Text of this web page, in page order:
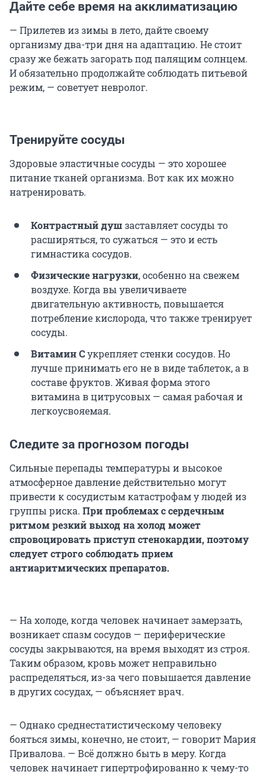
Дайте себе время на акклиматизацию
— Прилетев из зимы в лето, дайте своему
организму два-три дня на адаптацию. Не стоит
сразу же бежать загорать под палящим солнцем.
И обязательно продолжайте соблюдать питьевой
режим, — советует невролог.
Тренируйте сосуды
Здоровые эластичные сосуды — это хорошее
питание тканей организма. Вот как их можно
натренировать.
Контрастный душзаставляет сосуды то
расширяться, то сужаться — это и есть
гимнастика сосудов.
Физические нагрузки, особенно на свежем
воздухе. Когда вы увеличиваете
двигательную активность, повышается
потребление кислорода, что также тренирует
сосуды.
Витамин Сукрепляет стенки сосудов. Но
лучше принимать его не в виде таблеток, а в
составе фруктов. Живая форма этого
витамина в цитрусовых — самая рабочая и
легкоусвояемая.
Следите за прогнозом погоды
Сильные перепады температуры и высокое
атмосферное давление действительно могут
привести к сосудистым катастрофам у людей из
группы риска. При проблемах с сердечным
ритмом резкий выход на холод может
спровоцировать приступ стенокардии, поэтому
следует строго соблюдать прием
антиаритмических препаратов.
— На холоде, когда человек начинает замерзать,
возникает спазм сосудов — периферические
сосуды закрываются, на время выходят из строя.
Таким образом, кровь может неправильно
распределяться, из-за чего повышается давление
в других сосудах, — объясняет врач.
— Однако среднестатистическому человеку
бояться зимы, конечно, не стоит, — говорит Мария
Привалова. — Всё должно быть в меру. Когда
человек начинает гипертрофированно к чему-то